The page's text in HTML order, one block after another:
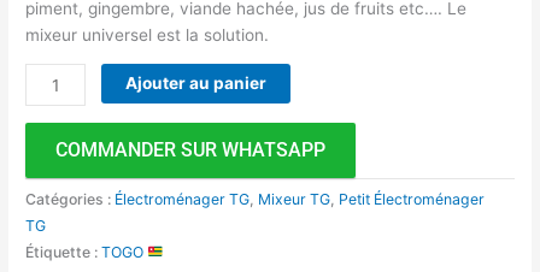
piment, gingembre, viande hachée, jus de fruits etc…. Le
mixeur universel est la solution.
Ajouter au panier
COMMANDER SUR WHATSAPP
Catégories : Électroménager TG, Mixeur TG, Petit Électroménager
TG
Étiquette :TOGO